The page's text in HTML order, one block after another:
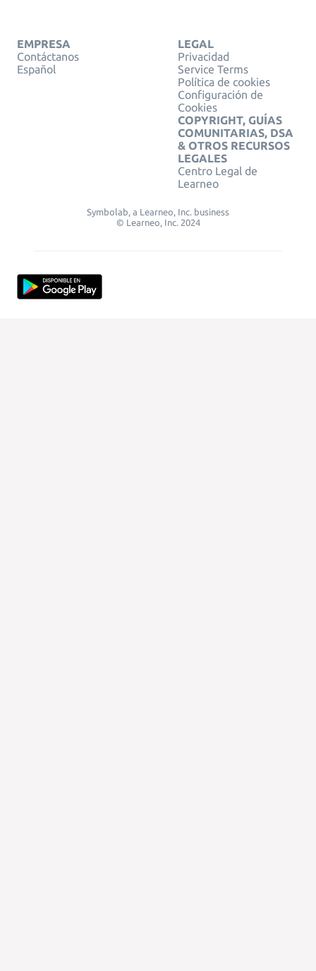
EMPRESA
Contáctanos
Español
LEGAL
Privacidad
Service Terms
Política de cookies
Configuración de
Cookies
COPYRIGHT, GUÍAS
COMUNITARIAS, DSA
& OTROS RECURSOS
LEGALES
Centro Legal de
Learneo
Symbolab, a Learneo, Inc. business
© Learneo, Inc. 2024